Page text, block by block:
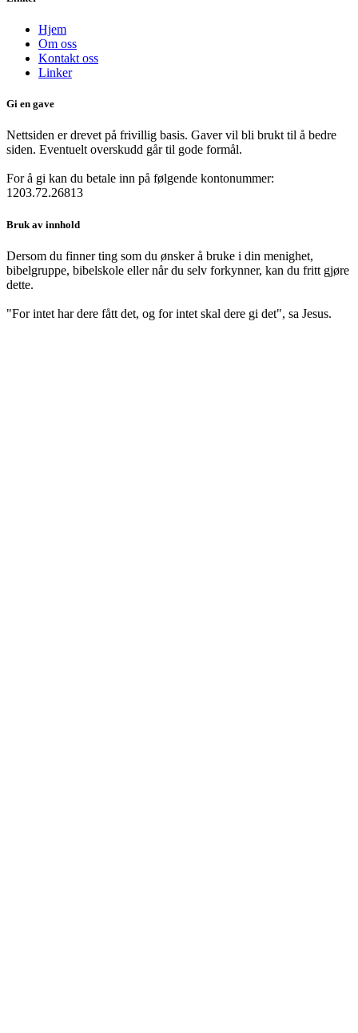
Hjem
Om oss
Kontakt oss
Linker
Gi en gave
Nettsiden er drevet på frivillig basis. Gaver vil bli brukt til å bedre
siden. Eventuelt overskudd går til gode formål.
For å gi kan du betale inn på følgende kontonummer:
1203.72.26813
Bruk av innhold
Dersom du finner ting som du ønsker å bruke i din menighet,
bibelgruppe, bibelskole eller når du selv forkynner, kan du fritt gjøre
dette.
"For intet har dere fått det, og for intet skal dere gi det", sa Jesus.